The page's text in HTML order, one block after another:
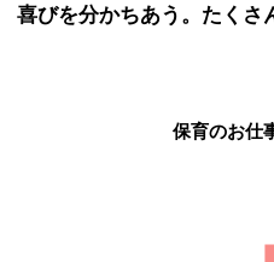
喜びを分かちあう。たく
保育のお仕